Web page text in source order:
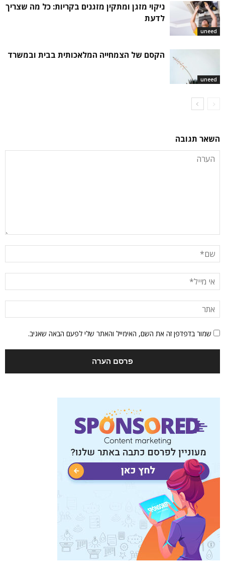
uneed
ניקוי מזגן ומתקין מזגנים בקריות: כל מה שצריך
לדעת
uneed
הקסם של הצמחייה המלאכותית בבית ובמשרד
השאר תגובה
שמור בדפדפן זה את השם, האימייל והאתר שלי לפעם הבאה שאגיב.